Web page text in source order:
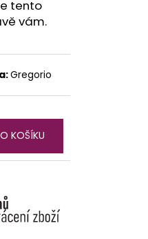
tento
vám.
Gregorio
KOŠÍKU